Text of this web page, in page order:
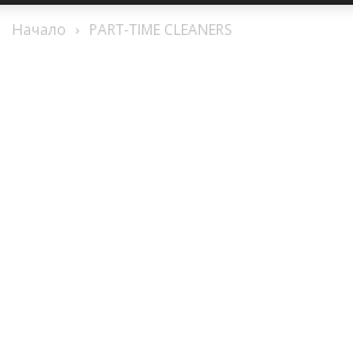
Начало PART-TIME CLEANERS